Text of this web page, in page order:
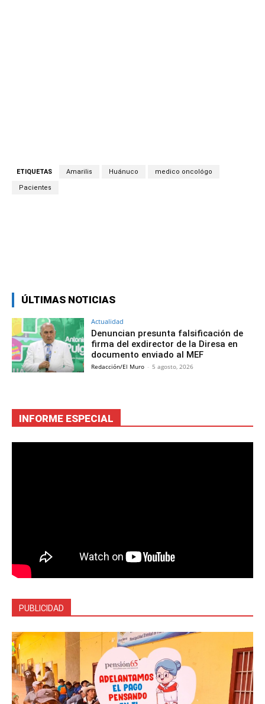
ETIQUETAS Amarilis Huánuco medico oncológo
Pacientes
ÚLTIMAS NOTICIAS
Actualidad
Denuncian presunta falsificación de
firma del exdirector de la Diresa en
documento enviado al MEF
Redacción/El Muro - 5 agosto, 2026
INFORME ESPECIAL
PUBLICIDAD